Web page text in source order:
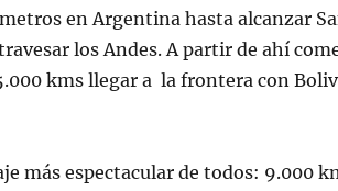
en Argentina hasta alcanzar
los Andes. A partir de ahí
kms llegar a la frontera con
más espectacular de todos: 9.000